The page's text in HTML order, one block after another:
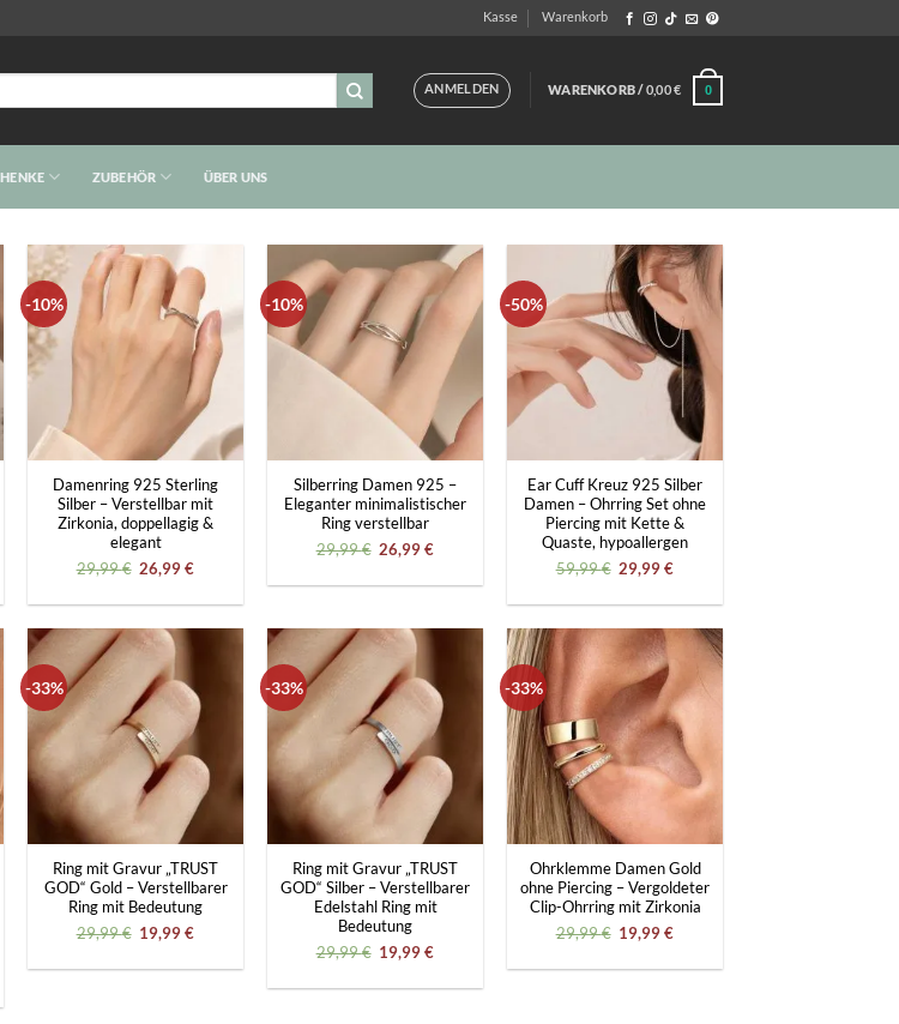
Kasse Warenkorb
ANMELDEN WARENKORB /0,00€ 0
ZUBEHÖR ÜBER UNS
-10%
Damenring 925 Sterling
Silber – Verstellbar mit
Zirkonia, doppellagig &
elegant
29,99€ Ursprünglicher
Preis
29,99 €
26,99€Aktueller
26,99 €.
-10%
Silberring Damen 925 –
Eleganter minimalistischer
Ring verstellbar
29,99€ Ursprünglicher
Preis
29,99 €
26,99€Aktueller
26,99 €.
-50%
Ear Cuff Kreuz 925 Silber
Damen – Ohrring Set ohne
Piercing mit Kette &
Quaste, hypoallergen
59,99€ Ursprünglicher
Preis
59,99 €
29,99€Aktueller
29,99 €.
-33%
+
Ring mit Gravur „TRUST
GOD“ Gold – Verstellbarer
Ring mit Bedeutung
29,99€ Ursprünglicher
Preis
29,99 €
19,99€Aktueller
19,99 €.
-33%
+
Ring mit Gravur „TRUST
GOD“ Silber – Verstellbarer
Edelstahl Ring mit
Bedeutung
29,99€ Ursprünglicher
Preis
29,99 €
19,99€Aktueller
19,99 €.
-33%
+
Ohrklemme Damen Gold
ohne Piercing – Vergoldeter
Clip-Ohrring mit Zirkonia
29,99€ Ursprünglicher
Preis
29,99 €
19,99€Aktueller
19,99 €.